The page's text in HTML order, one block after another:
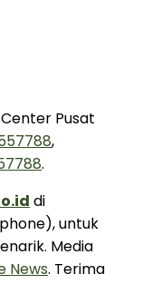
Pusat
,
.
di
untuk
Media
News. Terima